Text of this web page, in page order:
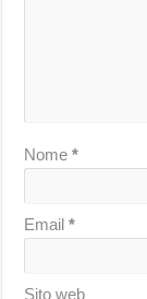
Nome*
Email*
Sito web